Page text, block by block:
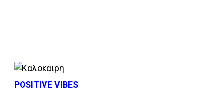
POSITIVE VIBES